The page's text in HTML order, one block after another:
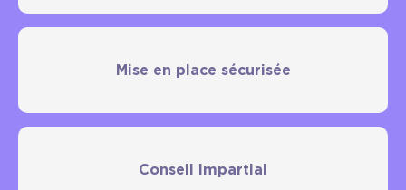
Mise en place sécurisée
Conseil impartial